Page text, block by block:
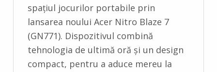
M
spațiul jocurilor portabile prin
lansarea noului Acer Nitro Blaze 7
(GN771). Dispozitivul combină
tehnologia de ultimă oră și un design
compact, pentru a aduce mereu la